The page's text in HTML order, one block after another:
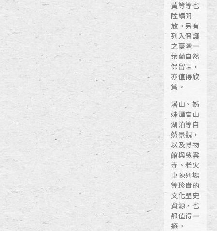
黃等等也
陸續開
放。另有
列入保護
之臺灣一
葉蘭自然
保留區，
亦值得欣
賞。
塔山、姊
妹潭高山
湖泊等自
然景觀，
以及博物
館與慈雲
寺、老火
車陳列場
等珍貴的
文化歷史
資源，也
都值得一
遊。